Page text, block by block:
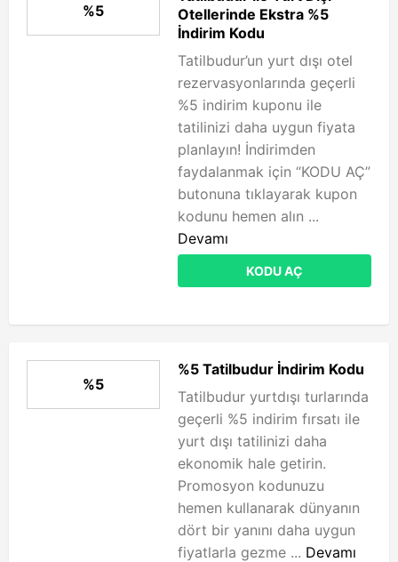
%5
Otellerinde Ekstra %5
İndirim Kodu
Tatilbudur’un yurt dışı otel
rezervasyonlarında geçerli
%5 indirim kuponu ile
tatilinizi daha uygun fiyata
planlayın! İndirimden
faydalanmak için “KODU AÇ”
butonuna tıklayarak kupon
kodunu hemen alın ...
Devamı
KODU AÇ
%5
%5 Tatilbudur İndirim Kodu
Tatilbudur yurtdışı turlarında
geçerli %5 indirim fırsatı ile
yurt dışı tatilinizi daha
ekonomik hale getirin.
Promosyon kodunuzu
hemen kullanarak dünyanın
dört bir yanını daha uygun
fiyatlarla gezme ... Devamı